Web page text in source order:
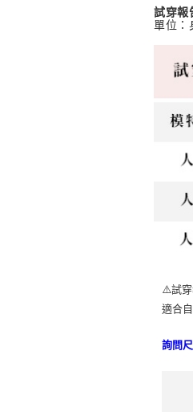
試穿報
單位
⚠️試穿
適合
詢問